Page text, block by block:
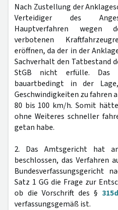
Nach Zustellung der
Verteidiger des
Hauptverfahren wegen
verbotenen
eröffnen, da der in der
Sachverhalt den Tatbestand
StGB nicht erfülle. Das
bauartbedingt in der
Geschwindigkeiten zu fahren
80 bis 100 km/h. Somit
ohne Weiteres schneller
getan habe.
2. Das Amtsgericht hat
beschlossen, das Verfahren
Bundesverfassungsgericht
Satz 1 GG die Frage zur
ob die Vorschrift des § 315d
verfassungsgemäß ist.